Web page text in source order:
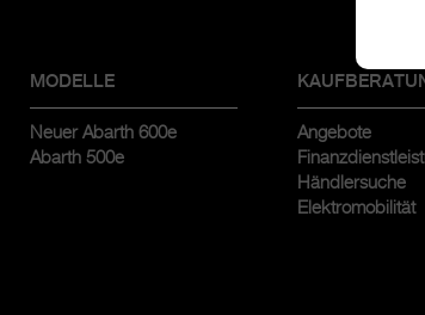
MODELLE
Neuer Abarth 600e
Abarth 500e
Angebote
Händlersuche
Elektromobilität